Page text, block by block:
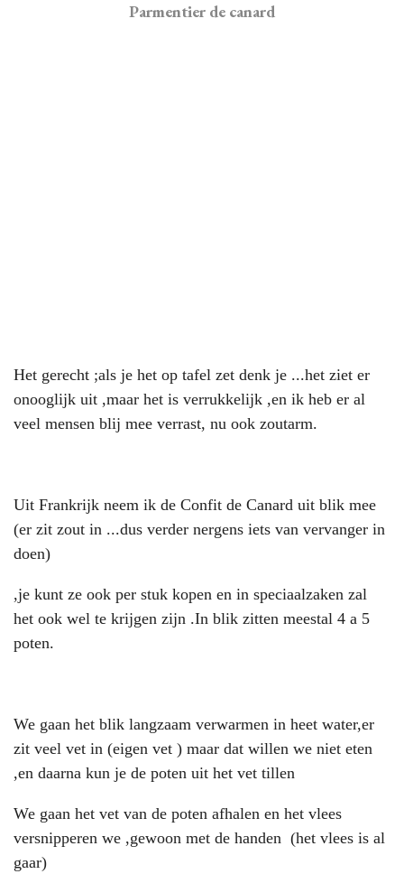
Parmentier de canard
Het gerecht ;als je het op tafel zet denk je ...het ziet er
onooglijk uit ,maar het is verrukkelijk ,en ik heb er al
veel mensen blij mee verrast, nu ook zoutarm.
Uit Frankrijk neem ik de Confit de Canard uit blik mee
(er zit zout in ...dus verder nergens iets van vervanger in
doen)
,je kunt ze ook per stuk kopen en in speciaalzaken zal
het ook wel te krijgen zijn .In blik zitten meestal 4 a 5
poten.
We gaan het blik langzaam verwarmen in heet water,er
zit veel vet in (eigen vet ) maar dat willen we niet eten
,en daarna kun je de poten uit het vet tillen
We gaan het vet van de poten afhalen en het vlees
versnipperen we ,gewoon met de handen (het vlees is al
gaar)